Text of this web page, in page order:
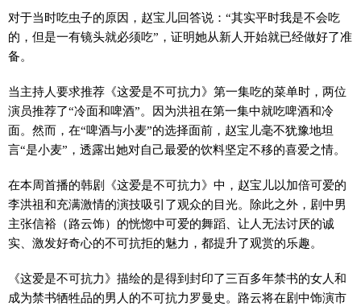
对于当时吃虫子的原因，赵宝儿回答说：“其实平时我是不会吃
的，但是一有镜头就必须吃”，证明她从新人开始就已经做好了准
备。
当主持人要求推荐《这爱是不可抗力》第一集吃的菜单时，两位
演员推荐了“冷面和啤酒”。因为洪祖在第一集中就吃啤酒和冷
面。然而，在“啤酒与小麦”的选择面前，赵宝儿毫不犹豫地坦
言“是小麦”，透露出她对自己最爱的饮料坚定不移的喜爱之情。
在本周首播的韩剧《这爱是不可抗力》中，赵宝儿以加倍可爱的
李洪祖和充满激情的演技吸引了观众的目光。除此之外，剧中男
主张信裕 （路云饰）的恍惚中可爱的舞蹈、让人无法讨厌的诚
实、激发好奇心的不可抗拒的魅力，都提升了观赏的乐趣。
《这爱是不可抗力》 描绘的是得到封印了三百多年禁书的女人和
成为禁书牺牲品的男人的不可抗力罗曼史。路云将在剧中饰演市